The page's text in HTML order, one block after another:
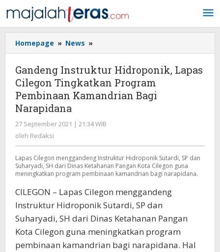
ke
konten
Homepage » News »
Instruktur
Hidroponik,
Lapas
Cilegon
Tingkatkan
Kamandrian
Narapidana
Gandeng Instruktur Hidroponik, Lapas
Cilegon Tingkatkan Program
Pembinaan Kamandrian Bagi
Narapidana
27 September 2021 | 21:34 WIB
oleh Redaksi
Lapas Cilegon menggandeng Instruktur Hidroponik Sutardi, SP dan
Suharyadi, SH dari Dinas Ketahanan Pangan Kota Cilegon guna
meningkatkan program pembinaan kamandrian bagi narapidana.
CILEGON – Lapas Cilegon menggandeng
Instruktur Hidroponik Sutardi, SP dan
Suharyadi, SH dari Dinas Ketahanan Pangan
Kota Cilegon guna meningkatkan program
pembinaan kamandrian bagi narapidana. Hal